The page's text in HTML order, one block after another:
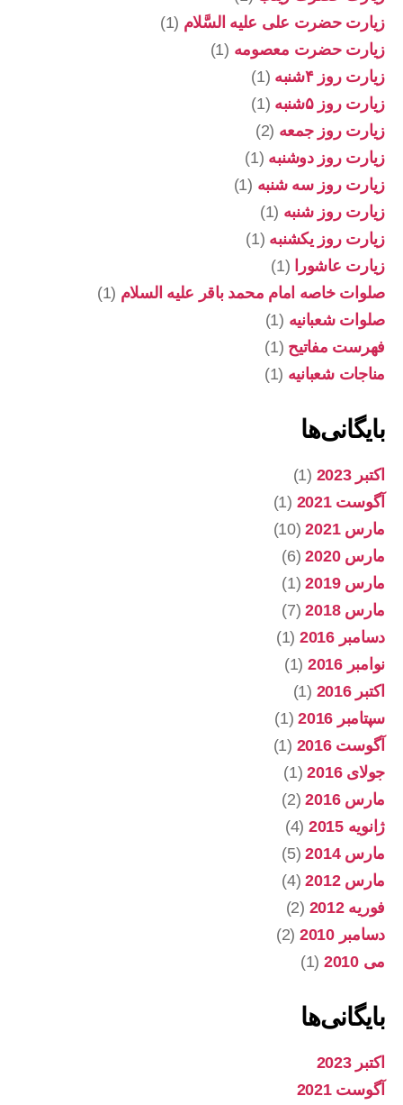
زیارت حضرت علی علیه السَّلام (1)
زیارت حضرت معصومه (1)
زیارت روز ۴شنبه
(1)
زیارت روز ۵شنبه
(1)
زیارت روز جمعه (2)
زیارت روز دوشنبه (1)
زیارت روز سه شنبه (1)
زیارت روز شنبه (1)
زیارت روز یکشنبه (1)
زیارت عاشورا
(1)
صلوات خاصه امام محمد باقر علیه السلام (1)
صلوات شعبانیه (1)
فهرست مفاتیح (1)
مناجات شعبانیه (1)
بایگانی‌ها
اکتبر 2023
(1)
آگوست 2021
(1)
مارس 2021
(10)
مارس 2020
(6)
مارس 2019
(1)
مارس 2018
(7)
دسامبر 2016
(1)
نوامبر 2016
(1)
اکتبر 2016
(1)
سپتامبر 2016
(1)
آگوست 2016
(1)
جولای 2016
(1)
مارس 2016
(2)
ژانویه 2015
(4)
مارس 2014
(5)
مارس 2012
(4)
فوریه 2012
(2)
دسامبر 2010
(2)
می 2010
(1)
بایگانی‌ها
اکتبر 2023
آگوست 2021